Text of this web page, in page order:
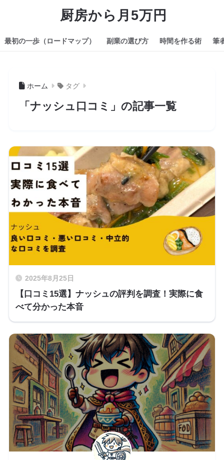
厨房から月5万円
最初の一歩（ロードマップ） 副業の選び方 時間を作る術 筆
ホーム タグ
「ナッシュ口コミ」の記事一覧
2025年8月25日
【口コミ15選】ナッシュの評判を調査！実際に食
べて分かった本音